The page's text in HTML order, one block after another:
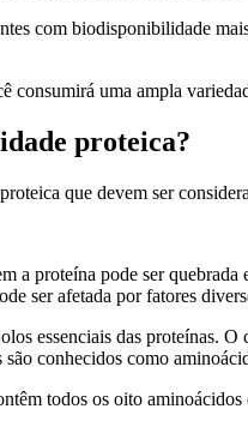
com biodisponibilidade
uma ampla
proteica?
que devem ser
a proteína pode ser
ser afetada por fatores
essenciais das proteínas.
conhecidos como
todos os oito